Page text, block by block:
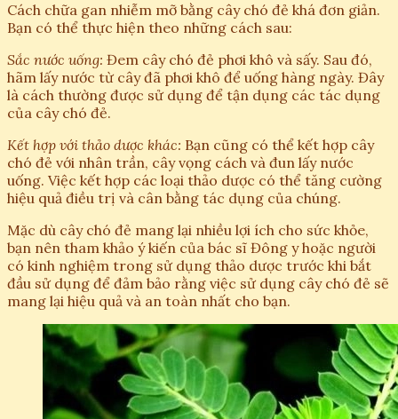
Cách chữa gan nhiễm mỡ bằng cây chó đẻ khá đơn giản.
Bạn có thể thực hiện theo những cách sau:
Sắc nước uống: Đem cây chó đẻ phơi khô và sấy. Sau đó,
hãm lấy nước từ cây đã phơi khô để uống hàng ngày. Đây
là cách thường được sử dụng để tận dụng các tác dụng
của cây chó đẻ.
Kết hợp với thảo dược khác: Bạn cũng có thể kết hợp cây
chó đẻ với nhân trần, cây vọng cách và đun lấy nước
uống. Việc kết hợp các loại thảo dược có thể tăng cường
hiệu quả điều trị và cân bằng tác dụng của chúng.
Mặc dù cây chó đẻ mang lại nhiều lợi ích cho sức khỏe,
bạn nên tham khảo ý kiến của bác sĩ Đông y hoặc người
có kinh nghiệm trong sử dụng thảo dược trước khi bắt
đầu sử dụng để đảm bảo rằng việc sử dụng cây chó đẻ sẽ
mang lại hiệu quả và an toàn nhất cho bạn.